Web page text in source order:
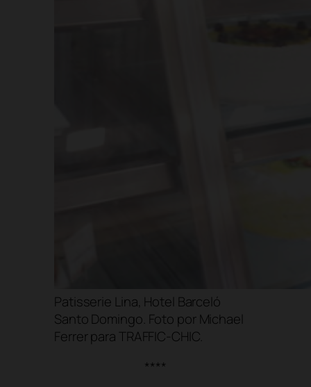
Patisserie Lina, Hotel Barceló
Santo Domingo. Foto por Michael
Ferrer para TRAFFIC-CHIC.
****